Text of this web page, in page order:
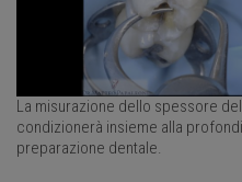
La misurazione dello spessore
condizionerà insieme alla
preparazione dentale.